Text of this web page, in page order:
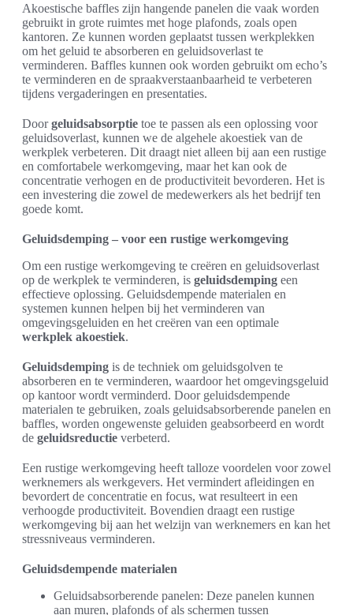
Akoestische baffles zijn hangende panelen die vaak worden
gebruikt in grote ruimtes met hoge plafonds, zoals open
kantoren. Ze kunnen worden geplaatst tussen werkplekken
om het geluid te absorberen en geluidsoverlast te
verminderen. Baffles kunnen ook worden gebruikt om echo’s
te verminderen en de spraakverstaanbaarheid te verbeteren
tijdens vergaderingen en presentaties.
Doorgeluidsabsorptie toe te passen als een oplossing voor
geluidsoverlast, kunnen we de algehele akoestiek van de
werkplek verbeteren. Dit draagt niet alleen bij aan een rustige
en comfortabele werkomgeving, maar het kan ook de
concentratie verhogen en de productiviteit bevorderen. Het is
een investering die zowel de medewerkers als het bedrijf ten
goede komt.
Geluidsdemping – voor een rustige werkomgeving
Om een rustige werkomgeving te creëren en geluidsoverlast
op de werkplek te verminderen, is geluidsdemping een
effectieve oplossing. Geluidsdempende materialen en
systemen kunnen helpen bij het verminderen van
omgevingsgeluiden en het creëren van een optimale
werkplek akoestiek.
Geluidsdemping is de techniek om geluidsgolven te
absorberen en te verminderen, waardoor het omgevingsgeluid
op kantoor wordt verminderd. Door geluidsdempende
materialen te gebruiken, zoals geluidsabsorberende panelen en
baffles, worden ongewenste geluiden geabsorbeerd en wordt
de geluidsreductie verbeterd.
Een rustige werkomgeving heeft talloze voordelen voor zowel
werknemers als werkgevers. Het vermindert afleidingen en
bevordert de concentratie en focus, wat resulteert in een
verhoogde productiviteit. Bovendien draagt een rustige
werkomgeving bij aan het welzijn van werknemers en kan het
stressniveaus verminderen.
Geluidsdempende materialen
Geluidsabsorberende panelen: Deze panelen kunnen
aan muren, plafonds of als schermen tussen